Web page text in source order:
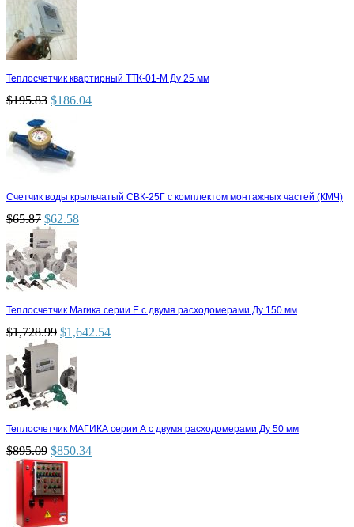
Теплосчетчик квартирный ТТК-01-М Ду 25 мм
$195.83 $186.04
Счетчик воды крыльчатый СВК-25Г с комплектом монтажных частей (КМЧ)
$65.87 $62.58
Теплосчетчик Магика серии Е с двумя расходомерами Ду 150 мм
$1,728.99 $1,642.54
Теплосчетчик МАГИКА серии А с двумя расходомерами Ду 50 мм
$895.09 $850.34